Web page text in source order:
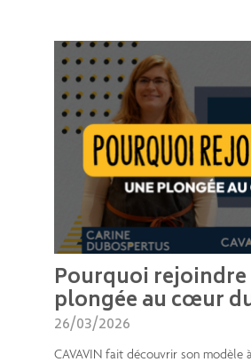
Pourquoi rejoindre
plongée au cœur
26/03/2026
CAVAVIN fait découvrir son modèle